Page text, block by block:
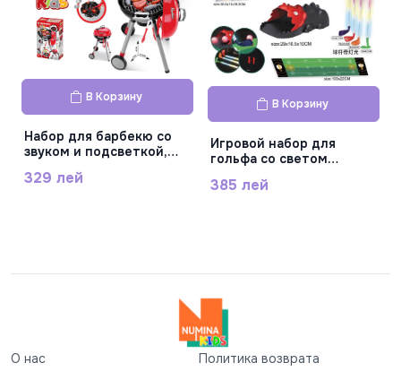
В Корзину
Набор для барбекю со
звуком и подсветкой,
329 лей
В Корзину
Игровой набор для
гольфа co светом
385 лей
О нас Политика возврата